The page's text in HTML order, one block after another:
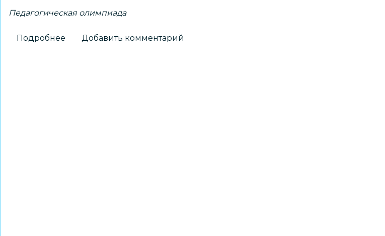
Педагогическая олимпиада
Подробнее Добавить комментарий